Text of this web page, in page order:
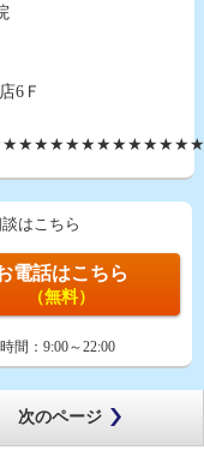
6Ｆ
はこちら
電話はこちら
（無料）
間： 9:00～22:00
次のページ